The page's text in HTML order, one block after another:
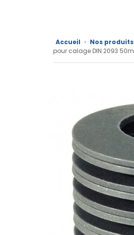
CAD/3D
techniques
Catalogue
Documentations
Accueil › Nos produits
pour calage DIN 2093